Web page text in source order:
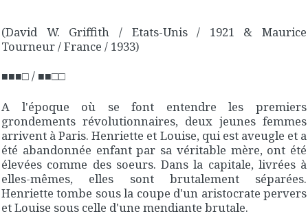
(David W. Griffith / Etats-Unis / 1921 & Maurice
Tourneur / France / 1933)
■■■□/ ■■□□
A l'époque où se font entendre les premiers
grondements révolutionnaires, deux jeunes femmes
arrivent à Paris. Henriette et Louise, qui est aveugle et a
été abandonnée enfant par sa véritable mère, ont été
élevées comme des soeurs. Dans la capitale, livrées à
elles-mêmes, elles sont brutalement séparées.
Henriette tombe sous la coupe d'un aristocrate pervers
et Louise sous celle d'une mendiante brutale.